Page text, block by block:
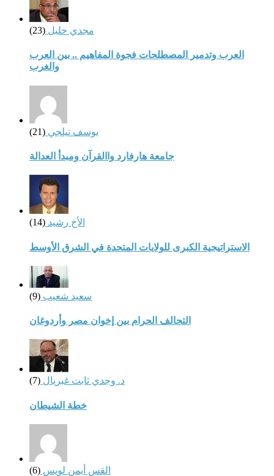
مجدي خليل (23)
العرب وتدمير المصطلحات فجوة المفاهيم .. بين العرب
والغرب
يوسف تيلجي (21)
جامعة هارفارد واالقرآن ومبدأ العدالة
الأخ رشيد (14)
الاستراتيجية الكبرى للولايات المتحدة في الشرق الأوسط
سعيد شعيب (9)
التحالف الحرام بين إخوان مصر وأردوغان
د. وجدي ثابت غبريال (7)
خطة الشيطان
القس أيمن لويس (6)